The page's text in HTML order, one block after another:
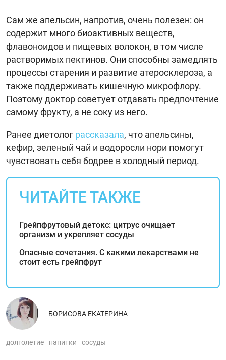
Сам же апельсин, напротив, очень полезен: он
содержит много биоактивных веществ,
флавоноидов и пищевых волокон, в том числе
растворимых пектинов. Они способны замедлять
процессы старения и развитие атеросклероза, а
также поддерживать кишечную микрофлору.
Поэтому доктор советует отдавать предпочтение
самому фрукту, а не соку из него.
Ранее диетолог рассказала, что апельсины,
кефир, зеленый чай и водоросли нори помогут
чувствовать себя бодрее в холодный период.
ЧИТАЙТЕ ТАКЖЕ
Грейпфрутовый детокс: цитрус очищает
организм и укрепляет сосуды
Опасные сочетания. С какими лекарствами не
стоит есть грейпфрут
БОРИСОВА ЕКАТЕРИНА
долголетие напитки сосуды